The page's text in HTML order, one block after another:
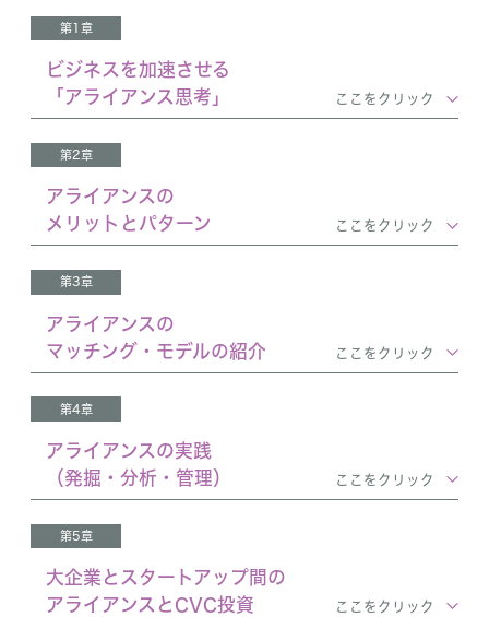
第1章
ビジネスを加速させる
「アライアンス思考」
ここをクリック
第2章
アライアンスの
メリットとパターン
ここをクリック
第3章
アライアンスの
マッチング・モデルの紹介
ここをクリック
第4章
アライアンスの実践
（発掘・分析・管理）
ここをクリック
第5章
大企業とスタートアップ間の
アライアンスとCVC投資
ここをクリック